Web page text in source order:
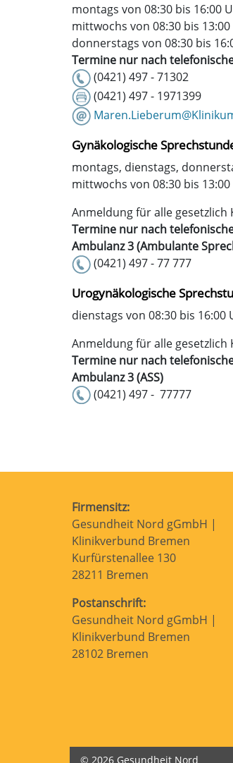
montags von 08:30 bis 16:00
mittwochs von 08:30 bis
donnerstags von 08:30 bis
Termine nur nach
(0421) 497 - 71302
(0421) 497 - 1971399
Gynäkologische
montags, dienstags,
mittwochs von 08:30 bis
Anmeldung für alle
Termine nur nach
Ambulanz 3 (Ambulante
(0421) 497 - 77 777
Urogynäkologische
dienstags von 08:30 bis 16:00
Anmeldung für alle
Termine nur nach
Ambulanz 3 (ASS)
(0421) 497 - 77777
Firmensitz:
Gesundheit Nord gGmbH |
Klinikverbund Bremen
Kurfürstenallee 130
28211 Bremen
Postanschrift:
Gesundheit Nord gGmbH |
Klinikverbund Bremen
28102 Bremen
© 2026 Gesundheit Nord